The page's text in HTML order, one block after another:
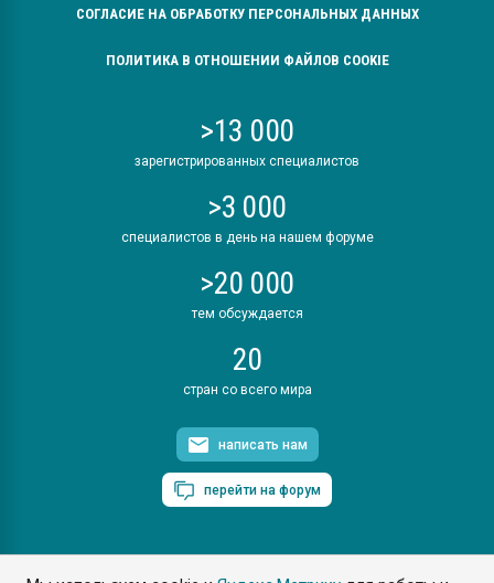
СОГЛАСИЕ НА ОБРАБОТКУ ПЕРСОНАЛЬНЫХ ДАННЫХ
ПОЛИТИКА В ОТНОШЕНИИ ФАЙЛОВ COOKIE
>13 000
зарегистрированных специалистов
>3 000
специалистов в день на нашем форуме
>20 000
тем обсуждается
20
стран со всего мира
написать нам
перейти на форум